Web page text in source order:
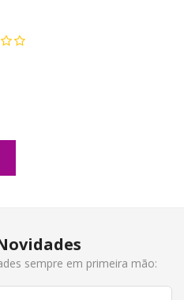
sempre em primeira mão: